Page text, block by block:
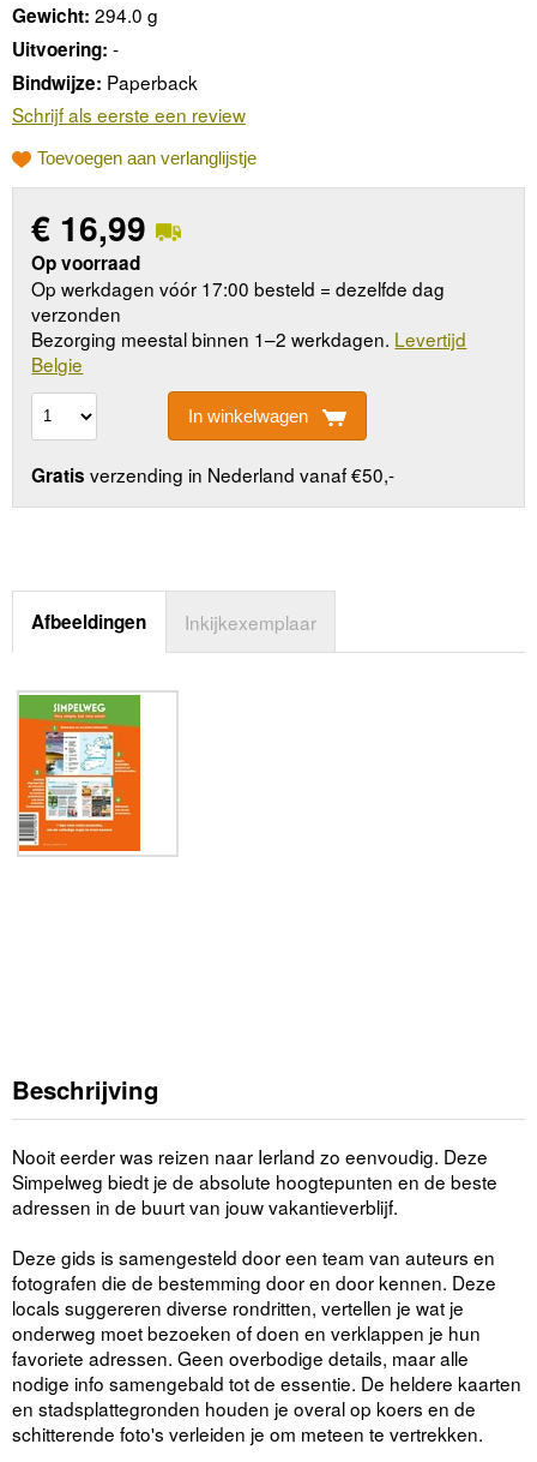
Gewicht: 294.0 g
Uitvoering: -
Bindwijze: Paperback
Schrijf als eerste een review
Toevoegen aan verlanglijstje
€ 16,99
Op voorraad
Op werkdagen vóór 17:00 besteld = dezelfde dag
verzonden
Bezorging meestal binnen 1–2 werkdagen. Levertijd
Belgie
In winkelwagen
Gratis verzending in Nederland vanaf €50,-
Afbeeldingen Inkijkexemplaar
Beschrijving
Nooit eerder was reizen naar Ierland zo eenvoudig. Deze
Simpelweg biedt je de absolute hoogtepunten en de beste
adressen in de buurt van jouw vakantieverblijf.
Deze gids is samengesteld door een team van auteurs en
fotografen die de bestemming door en door kennen. Deze
locals suggereren diverse rondritten, vertellen je wat je
onderweg moet bezoeken of doen en verklappen je hun
favoriete adressen. Geen overbodige details, maar alle
nodige info samengebald tot de essentie. De heldere kaarten
en stadsplattegronden houden je overal op koers en de
schitterende foto's verleiden je om meteen te vertrekken.